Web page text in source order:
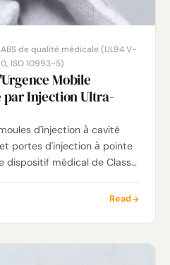
ABS de qualité médicale (UL94 V-
0, ISO 10993-5)
Mobile
par Injection Ultra-
d'injection à cavité
portes d'injection à pointe
dispositif médical de Classe
de 1,6 mm, étanchéité
antimicrobien aux ions
de réponse d'urgence pour
Read